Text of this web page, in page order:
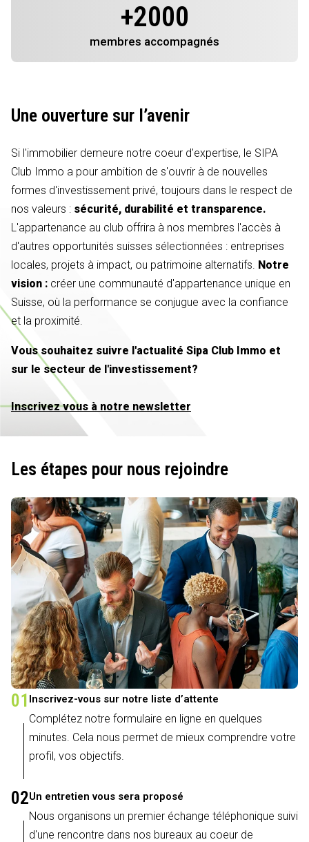
+2000
membres accompagnés
Une ouverture sur l’avenir
Si l'immobilier demeure notre coeur d'expertise, le SIPA
Club Immo a pour ambition de s'ouvrir à de nouvelles
formes d'investissement privé, toujours dans le respect de
nos valeurs : sécurité, durabilité et transparence.
L'appartenance au club offrira à nos membres l'accès à
d'autres opportunités suisses sélectionnées : entreprises
locales, projets à impact, ou patrimoine alternatifs. Notre
vision : créer une communauté d'appartenance unique en
Suisse, où la performance se conjugue avec la confiance
et la proximité.
Vous souhaitez suivre l'actualité Sipa Club Immo et
sur le secteur de l'investissement?
Inscrivez vous à notre newsletter
Les étapes pour nous rejoindre
01 Inscrivez-vous sur notre liste d’attente
Complétez notre formulaire en ligne en quelques
minutes. Cela nous permet de mieux comprendre votre
profil, vos objectifs.
02Un entretien vous sera proposé
Nous organisons un premier échange téléphonique suivi
d'une rencontre dans nos bureaux au coeur de